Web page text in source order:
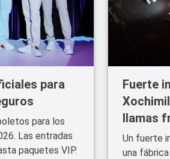
para
para los
Las entradas
paquetes VIP.
Fuerte
llamas
Un fuerte
una